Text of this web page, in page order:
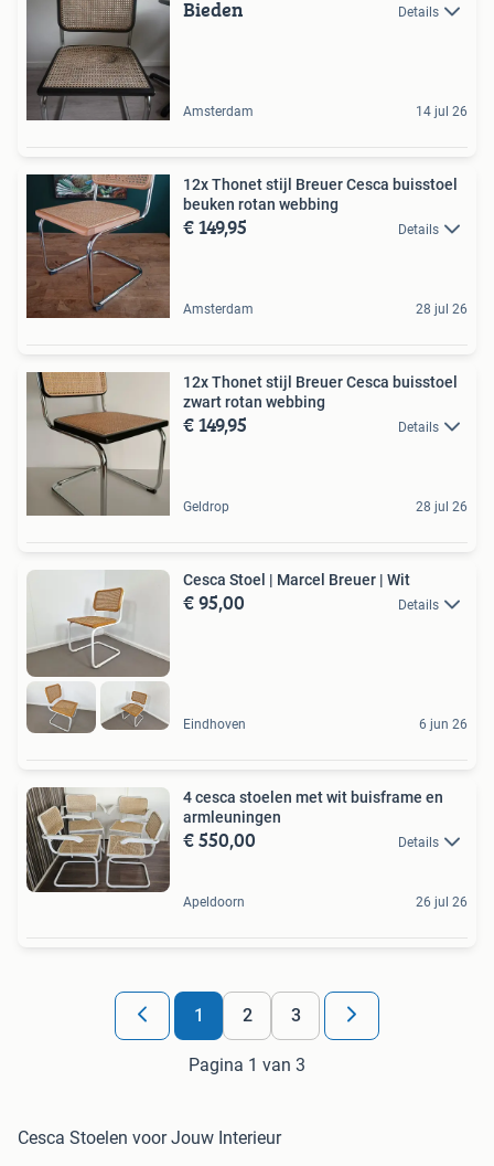
Bieden Details
Amsterdam 14 jul 26
12x Thonet stijl Breuer Cesca buisstoel
beuken rotan webbing
€ 149,95 Details
Amsterdam 28 jul 26
12x Thonet stijl Breuer Cesca buisstoel
zwart rotan webbing
€ 149,95 Details
Geldrop 28 jul 26
Cesca Stoel | Marcel Breuer | Wit
€ 95,00 Details
Eindhoven 6 jun 26
4 cesca stoelen met wit buisframe en
armleuningen
€ 550,00 Details
Apeldoorn 26 jul 26
1 2 3
Pagina 1 van 3
Cesca Stoelen voor Jouw Interieur